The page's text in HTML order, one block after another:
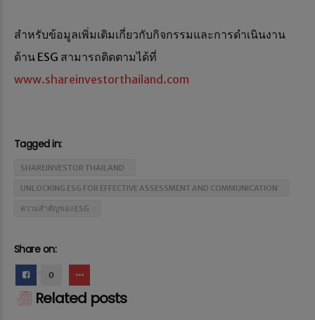
สำหรับข้อมูลเพิ่มเติมเกี่ยวกับกิจกรรมและการดำเนินงาน
ด้าน ESG สามารถติดตามได้ที่
www.shareinvestorthailand.com
Tagged in:
SHAREINVESTOR THAILAND
UNLOCKING ESG FOR EFFECTIVE ASSESSMENT AND COMMUNICATION
ความสำคัญของ ESG
Share on:
0
Related posts